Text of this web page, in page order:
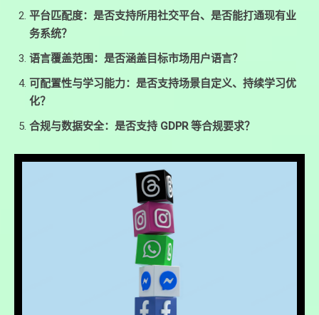
平台匹配度：是否支持所用社交平台、是否能打通现有业
务系统？
语言覆盖范围：是否涵盖目标市场用户语言？
可配置性与学习能力：是否支持场景自定义、持续学习优
化？
合规与数据安全：是否支持 GDPR 等合规要求？